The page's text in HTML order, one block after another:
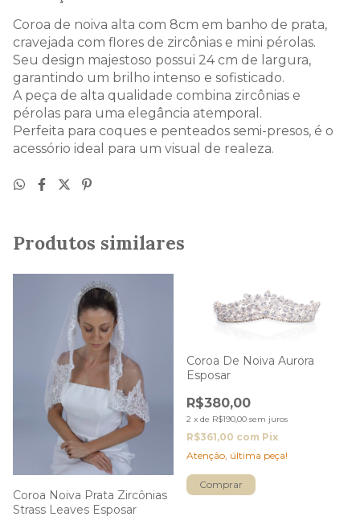
Coroa de noiva alta com 8cm em banho de prata,
cravejada com flores de zircônias e mini pérolas.
Seu design majestoso possui 24 cm de largura,
garantindo um brilho intenso e sofisticado.
A peça de alta qualidade combina zircônias e
pérolas para uma elegância atemporal.
Perfeita para coques e penteados semi-presos, é o
acessório ideal para um visual de realeza.
Produtos similares
Coroa Noiva Prata Zircônias
Strass Leaves Esposar
Coroa De Noiva Aurora
Esposar
R$380,00
2 x de R$190,00 sem juros
R$361,00 com Pix
Atenção, última peça!